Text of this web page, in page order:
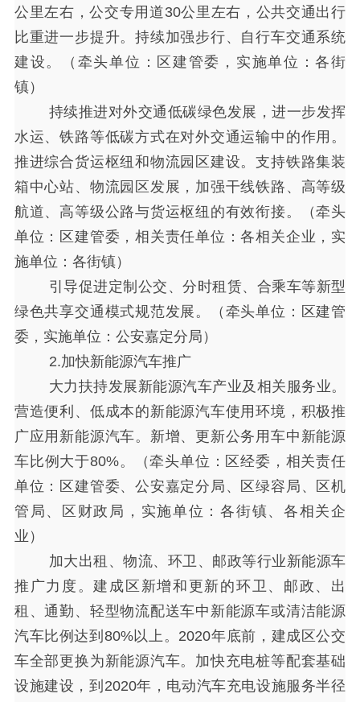
公里左右，公交专用道30公里左右，公共交通出行
比重进一步提升。持续加强步行、自行车交通系统
建设。（牵头单位：区建管委，实施单位：各街
镇）
持续推进对外交通低碳绿色发展，进一步发挥
水运、铁路等低碳方式在对外交通运输中的作用。
推进综合货运枢纽和物流园区建设。支持铁路集装
箱中心站、物流园区发展，加强干线铁路、高等级
航道、高等级公路与货运枢纽的有效衔接。（牵头
单位：区建管委，相关责任单位：各相关企业，实
施单位：各街镇）
引导促进定制公交、分时租赁、合乘车等新型
绿色共享交通模式规范发展。（牵头单位：区建管
委，实施单位：公安嘉定分局）
2.加快新能源汽车推广
大力扶持发展新能源汽车产业及相关服务业。
营造便利、低成本的新能源汽车使用环境，积极推
广应用新能源汽车。新增、更新公务用车中新能源
车比例大于80%。（牵头单位：区经委，相关责任
单位：区建管委、公安嘉定分局、区绿容局、区机
管局、区财政局，实施单位：各街镇、各相关企
业）
加大出租、物流、环卫、邮政等行业新能源车
推广力度。建成区新增和更新的环卫、邮政、出
租、通勤、轻型物流配送车中新能源车或清洁能源
汽车比例达到 80%以上。2020年底前，建成区公交
车全部更换为新能源汽车。加快充电桩等配套基础
设施建设，到2020年，电动汽车充电设施服务半径